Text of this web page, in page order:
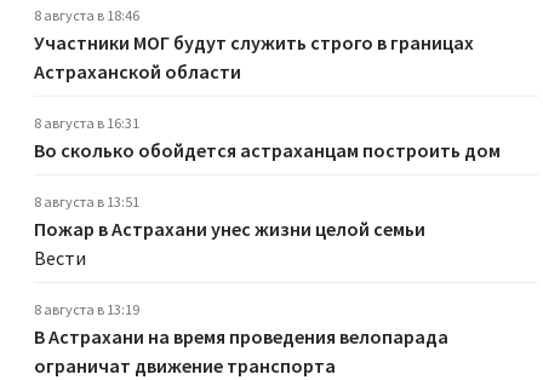
8 августа в 18:46
Участники МОГ будут служить строго в границах
Астраханской области
8 августа в 16:31
Во сколько обойдется астраханцам построить дом
8 августа в 13:51
Пожар в Астрахани унес жизни целой семьи
Вести
8 августа в 13:19
В Астрахани на время проведения велопарада
ограничат движение транспорта